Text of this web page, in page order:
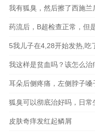
我有狐臭，然后擦了西施兰
药流后，B超检查正常，但
5我儿子在4,28开始发热,吃
我这样是贫血吗？该怎么治
耳朵后侧疼痛，左侧脖子嗓
狐臭可以彻底治好吗，日常
皮肤奇痒发红起鳞屑